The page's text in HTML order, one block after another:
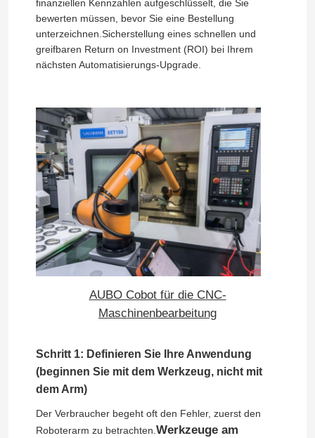
finanziellen Kennzahlen aufgeschlüsselt, die Sie
bewerten müssen, bevor Sie eine Bestellung
unterzeichnen.Sicherstellung eines schnellen und
greifbaren Return on Investment (ROI) bei Ihrem
nächsten Automatisierungs-Upgrade.
AUBO Cobot für die CNC-
Maschinenbearbeitung
Schritt 1: Definieren Sie Ihre Anwendung
(beginnen Sie mit dem Werkzeug, nicht mit
dem Arm)
Der Verbraucher begeht oft den Fehler, zuerst den
Roboterarm zu betrachten.Werkzeuge am